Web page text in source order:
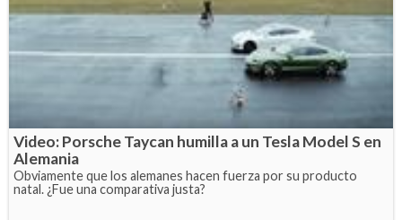
Video: Porsche Taycan humilla a un Tesla Model S en
Alemania
Obviamente que los alemanes hacen fuerza por su producto
natal. ¿Fue una comparativa justa?